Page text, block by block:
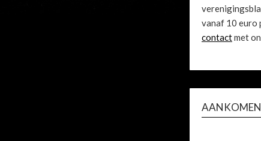
vanaf 10 euro
contactmet